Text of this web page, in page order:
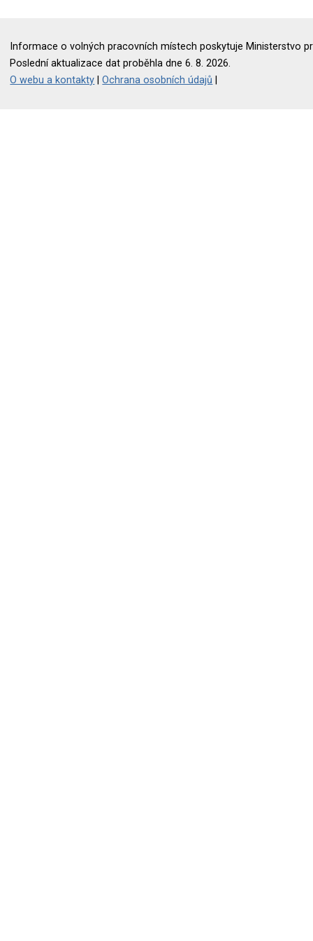
Informace o volných pracovních místech poskytuje Ministerstvo
Poslední aktualizace dat proběhla dne 6. 8. 2026.
O webu a kontakty |Ochrana osobních údajů